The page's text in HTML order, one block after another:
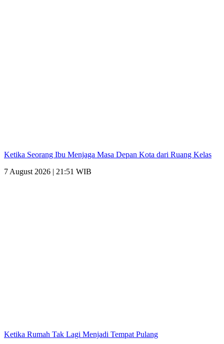
Ketika Seorang Ibu Menjaga Masa Depan Kota dari Ruang Kelas
7 August 2026 | 21:51 WIB
Ketika Rumah Tak Lagi Menjadi Tempat Pulang